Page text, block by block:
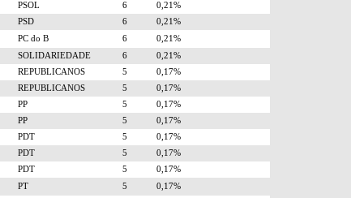
PSOL 6
0,21%
PSD 6
0,21%
PC do B 6
0,21%
SOLIDARIEDADE 6
0,21%
REPUBLICANOS 5
0,17%
REPUBLICANOS 5
0,17%
PP 5
0,17%
PP 5
0,17%
PDT 5
0,17%
PDT 5
0,17%
PDT 5
0,17%
PT 5
0,17%